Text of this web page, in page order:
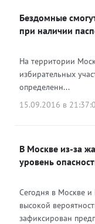
Бездомные
при наличии
На территории
избирательных
определенн...
15.09.2016 в
В Москве из-за
уровень
Сегодня в Москве
высокой
зафиксирован